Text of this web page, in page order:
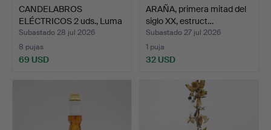
CANDELABROS
ELÉCTRICOS 2 uds., Luma
y Jul,…
Subastado 28 jul 2026
8 pujas
69 USD
ARAÑA, primera mitad del
siglo XX, estruct…
Subastado 27 jul 2026
1 puja
32 USD